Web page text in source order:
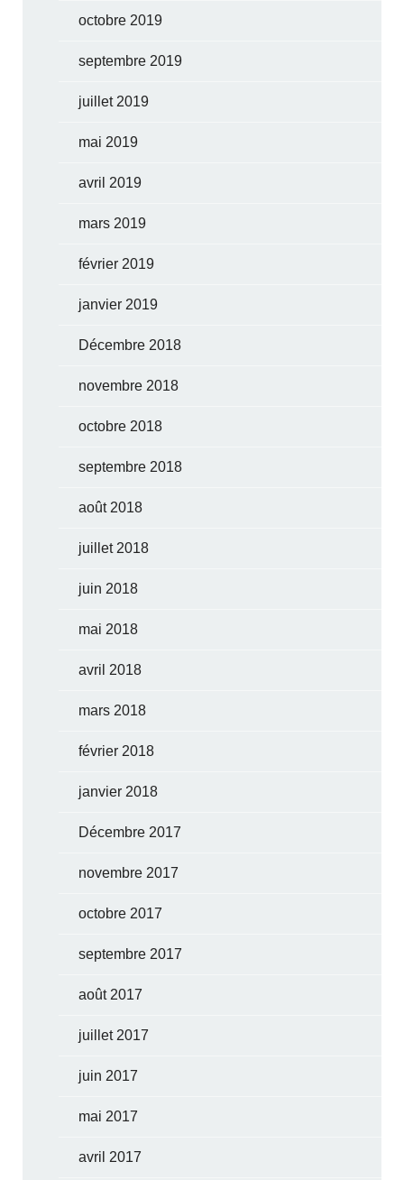
octobre 2019
septembre 2019
juillet 2019
mai 2019
avril 2019
mars 2019
février 2019
janvier 2019
Décembre 2018
novembre 2018
octobre 2018
septembre 2018
août 2018
juillet 2018
juin 2018
mai 2018
avril 2018
mars 2018
février 2018
janvier 2018
Décembre 2017
novembre 2017
octobre 2017
septembre 2017
août 2017
juillet 2017
juin 2017
mai 2017
avril 2017